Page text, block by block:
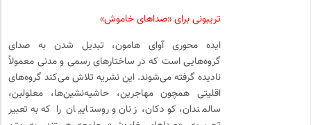
تریبونی برای «صداهای خاموش»
ایده محوری آوای هامون، تبدیل شدن به صدای
گروه‌هایی است که در ساختارهای رسمی و مدنی معمولاً
نادیده گرفته می‌شوند. این نشریه تلاش می‌کند گروه‌های
اقلیتی همچون مهاجرین، حاشیه‌نشین‌ها، معلولین،
سالمندان، کودکان، زنان و روستاییان را که به تعبیر